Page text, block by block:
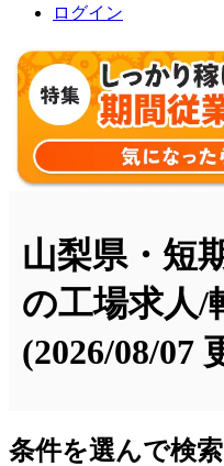
ログイン
山梨県・短
の工場求人/
(2026/08/07
条件を選んで検索